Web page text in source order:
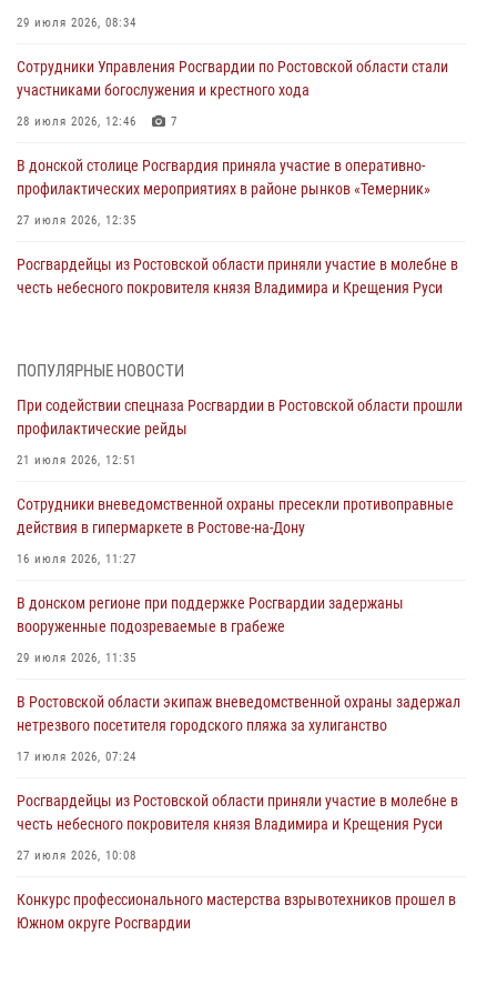
29 июля 2026, 08:34
Сотрудники Управления Росгвардии по Ростовской области стали
участниками богослужения и крестного хода
28 июля 2026, 12:46 7
В донской столице Росгвардия приняла участие в оперативно-
профилактических мероприятиях в районе рынков «Темерник»
27 июля 2026, 12:35
Росгвардейцы из Ростовской области приняли участие в молебне в
честь небесного покровителя князя Владимира и Крещения Руси
При содействии спецназа Росгвардии в Ростовской области прошли
21 июля 2026, 12:51
В Ростовской области экипаж вневедомственной охраны задержал
17 июля 2026, 07:24
Сотрудники вневедомственной охраны пресекли противоправные
16 июля 2026, 11:27
Конкурс профессионального мастерства взрывотехников прошел в
ПОПУЛЯРНЫЕ НОВОСТИ
При содействии спецназа Росгвардии в Ростовской области прошли
профилактические рейды
21 июля 2026, 12:51
Сотрудники вневедомственной охраны пресекли противоправные
действия в гипермаркете в Ростове-на-Дону
16 июля 2026, 11:27
В донском регионе при поддержке Росгвардии задержаны
вооруженные подозреваемые в грабеже
29 июля 2026, 11:35
В Ростовской области экипаж вневедомственной охраны задержал
нетрезвого посетителя городского пляжа за хулиганство
17 июля 2026, 07:24
Росгвардейцы из Ростовской области приняли участие в молебне в
честь небесного покровителя князя Владимира и Крещения Руси
27 июля 2026, 10:08
Конкурс профессионального мастерства взрывотехников прошел в
Южном округе Росгвардии